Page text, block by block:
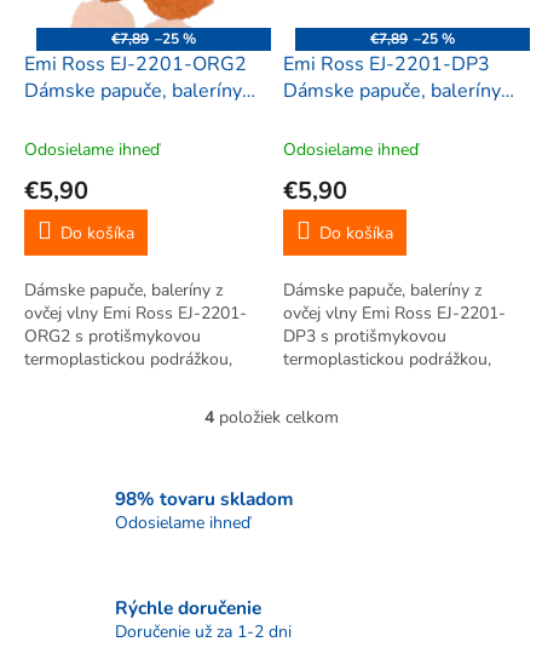
€7,89 –25 %
Emi Ross EJ-2201-ORG2
Dámske papuče, baleríny z
jednofarebné 2, oranžová
Odosielame ihneď
€5,90
Do košíka
Dámske papuče, baleríny z
ovčej vlny Emi Ross EJ-2201-
ORG2 s protišmykovou
termoplastickou podrážkou,
nosenie a na dotyk. Materiál:
65% ovčia vlna, 25% polyamid,
€7,89 –25 %
Emi Ross EJ-2201-DP3
Dámske papuče, baleríny z
jednofarebné 2, tmavo
Odosielame ihneď
€5,90
Do košíka
Dámske papuče, baleríny z
ovčej vlny Emi Ross EJ-2201-
DP3 s protišmykovou
termoplastickou podrážkou,
nosenie a na dotyk. Materiál:
65% ovčia vlna, 25% polyamid,
O
á
p
4položiek celkom
98% tovaru skladom
Odosielame ihneď
Rýchle doručenie
Doručenie už za 1-2 dni